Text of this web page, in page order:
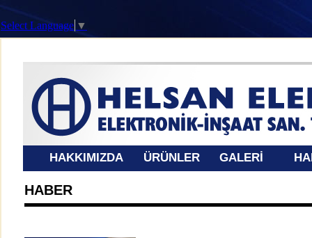
Select Language ▼
HAKKIMIZDA ÜRÜNLER GALERİ
HABER